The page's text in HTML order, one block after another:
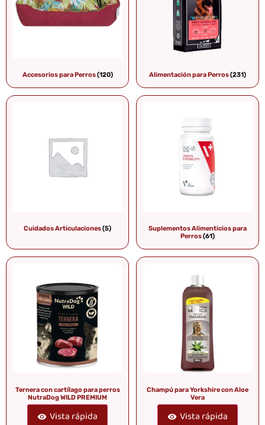
Accesorios para Perros(120) Alimentación para Perros(231)
Cuidados Articulaciones(5)
Suplementos Alimenticios para
Perros(61)
Ternera con cartílago para perros
NutraDog WILD PREMIUM
Vista rápida
Champú para Yorkshire con Aloe
Vera
Vista rápida